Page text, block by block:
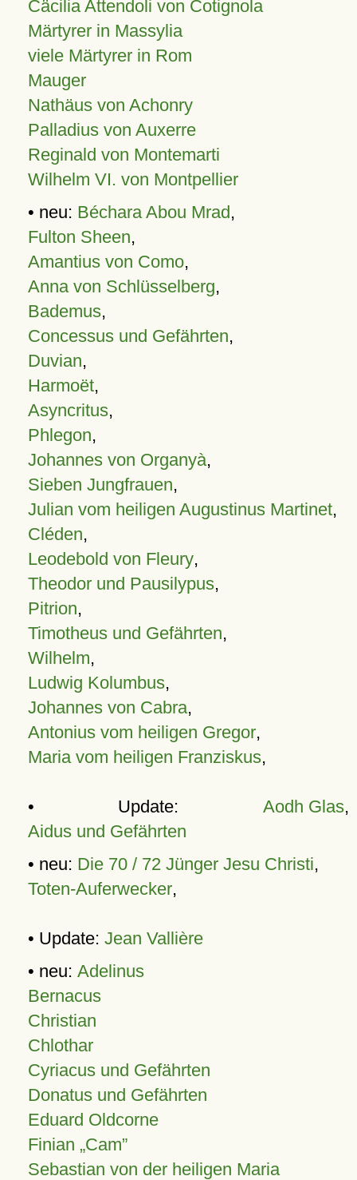
Cäcilia Attendoli von Cotignola
Märtyrer in Massylia
viele Märtyrer in Rom
Mauger
Nathäus von Achonry
Palladius von Auxerre
Reginald von Montemarti
Wilhelm VI. von Montpellier
• neu: Béchara Abou Mrad,
Fulton Sheen,
Amantius von Como,
Anna von Schlüsselberg,
Bademus,
Concessus und Gefährten,
Duvian,
Harmoët,
Asyncritus,
Phlegon,
Johannes von Organyà,
Sieben Jungfrauen,
Julian vom heiligen Augustinus Martinet,
Cléden,
Leodebold von Fleury,
Theodor und Pausilypus,
Pitrion,
Timotheus und Gefährten,
Wilhelm,
Ludwig Kolumbus,
Johannes von Cabra,
Antonius vom heiligen Gregor,
Maria vom heiligen Franziskus,
• Update: Aodh Glas,
Aidus und Gefährten
• neu: Die 70 / 72 Jünger Jesu Christi,
Toten-Auferwecker,
• Update: Jean Vallière
• neu: Adelinus
Bernacus
Christian
Chlothar
Cyriacus und Gefährten
Donatus und Gefährten
Eduard Oldcorne
Finian Cam
Sebastian von der heiligen Maria